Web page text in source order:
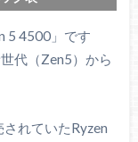
5 4500
nm FinFET）
5 4500」です
代（Zen5）から
れていたRyzen